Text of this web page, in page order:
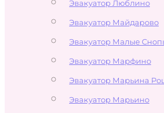
Эвакуатор Люблино
Эвакуатор Майдарово
Эвакуатор Малые
Эвакуатор Марфино
Эвакуатор Марьина
Эвакуатор Марьино